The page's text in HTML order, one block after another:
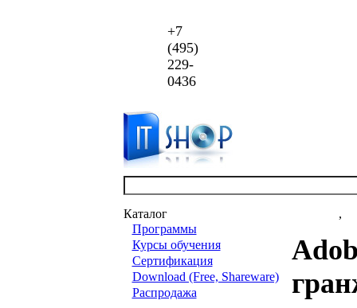
+7
(495)
229-
0436
Каталог
Программы
Курсы обучения
Сертификация
Download (Free, Shareware)
Распродажа
,